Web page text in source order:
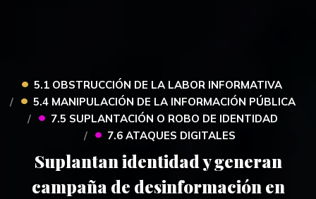
• 5.1 OBSTRUCCIÓN DE LA LABOR INFORMATIVA
• 5.4 MANIPULACIÓN DE LA INFORMACIÓN PÚBLICA
• 7.5 SUPLANTACIÓN O ROBO DE IDENTIDAD
• 7.6 ATAQUES DIGITALES
Suplantan identidad y generan
campaña de desinformación en